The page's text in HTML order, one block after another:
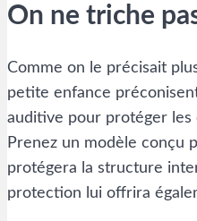
On ne triche
Comme on le précisait
petite enfance
auditive pour protéger les
Prenez un modèle conçu
protégera la structure
protection lui offrira